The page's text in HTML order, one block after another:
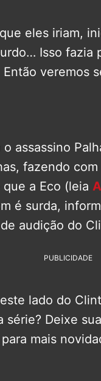
eles iriam,
Isso fazia
veremos
assassino
fazendo
a Eco (leia
é surda,
audição do
PUBLICIDADE
lado do
Deixe
para mais